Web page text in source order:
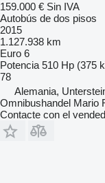
159.000 € Sin IVA
Autobús de dos pisos
2015
1.127.938 km
Euro 6
Potencia 510 Hp (375
78
Alemania,
Omnibushandel Mario
Contacte con el